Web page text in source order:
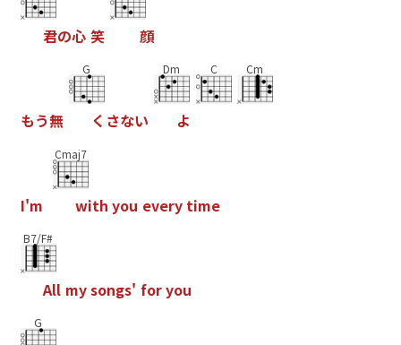
君の心 笑 顔
もう無
G
く さない
Dm
よ
C Cm
I'm
Cmaj7
with you every time
B7/F#
All mysongs' foryou
G